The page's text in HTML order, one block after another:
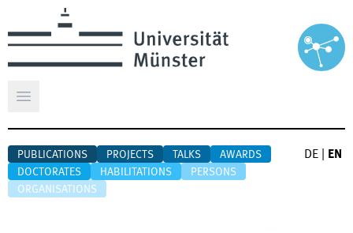
Open main menu
PUBLICATIONS PROJECTS TALKS
AWARDS
DOCTORATES
HABILITATIONS
PERSONS
ORGANISATIONS
DE EN